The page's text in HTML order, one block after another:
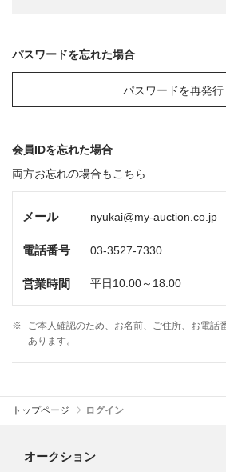
パスワードを忘れた場合
パスワードを再発行
会員IDを忘れた場合
両方お忘れの場合もこちら
メール nyukai@my-auction.co.jp
電話番号 03-3527-7330
営業時間 平日10:00～18:00
※
ご本人確認のため、お名前、ご住所、お電話
あります。
トップページ ログイン
オークション